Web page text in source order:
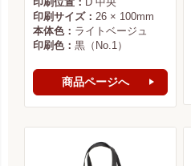
印刷サイズ： 26 × 100mm
本体色： ライトベージュ
印刷色： 黒（No.1）
商品ページへ